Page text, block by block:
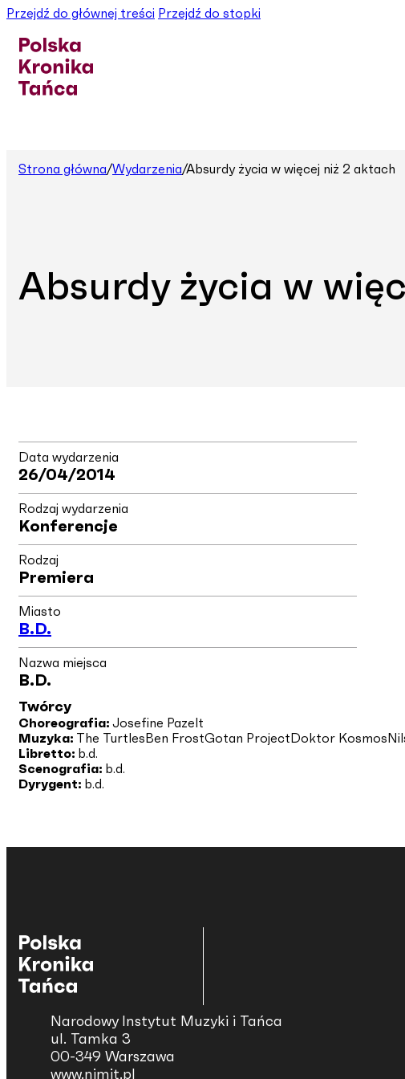
Przejdź do głównej treści Przejdź do stopki
Strona główna/Wydarzenia/Absurdy życia w więcej niż 2 aktach
Absurdy życia w
Data wydarzenia
26/04/2014
Rodzaj wydarzenia
Konferencje
Rodzaj
Premiera
Miasto
B.d.
Nazwa miejsca
B.d.
Twórcy
Choreografia: Josefine Pazelt
Muzyka: The Turtles Ben FrostGotan Project Doktor Kosmos
Libretto: b.d.
Scenografia: b.d.
Dyrygent: b.d.
Narodowy Instytut Muzyki i Tańca
ul. Tamka 3
00-349 Warszawa
www.nimit.pl